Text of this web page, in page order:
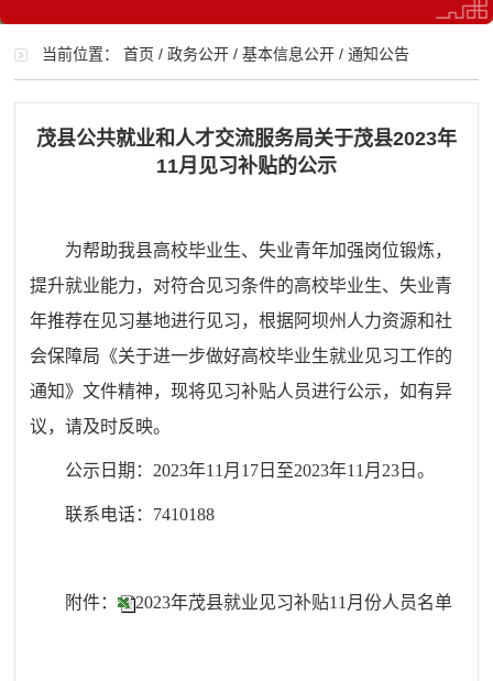
当前位置：首页 /政务公开 /基本信息公开 /通知公告
茂县公共就业和人才交流服务局关于茂县2023年
11月见习补贴的公示
为帮助我县高校毕业生、失业青年加强岗位锻炼，
提升就业能力，对符合见习条件的高校毕业生、失业青
年推荐在见习基地进行见习，根据阿坝州人力资源和社
会保障局《关于进一步做好高校毕业生就业见习工作的
通知》文件精神，现将见习补贴人员进行公示，如有异
议，请及时反 映。
公示日期：2023年11 月 17 日至2023年11 月 23 日。
联系电话：7410188
附件： 2023年茂县就业见习补贴11月份人员名单